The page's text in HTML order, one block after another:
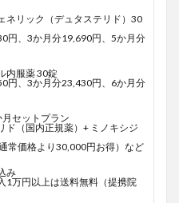
ネリック（デュタステリド）30
円、3か月分19,690円、5か月分
内服薬 30錠
円、3か月分23,430円、6か月分
セットプラン
ド（国内正規薬）+ ミノキシジ
常価格より30,000円お得）など
み
1万円以上は送料無料（提携院